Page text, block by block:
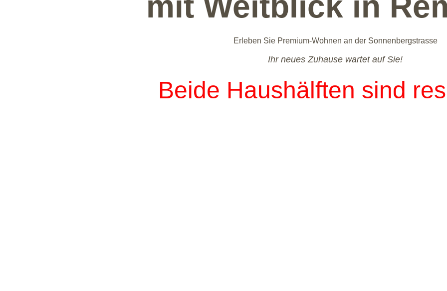
Erleben Sie Premium-Wohnen an der Sonnenbergstrasse
Ihr neues Zuhause wartet auf Sie!
Beide Haushälften sind